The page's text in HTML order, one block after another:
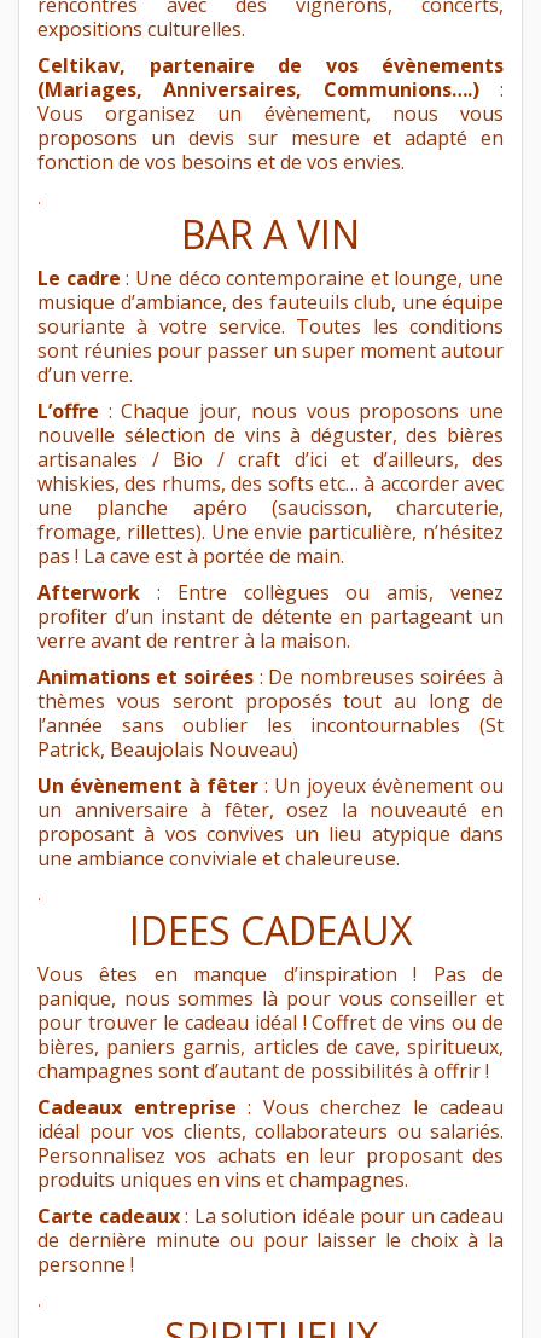
expositions culturelles.
Celtikav, partenaire de vos évènements
(Mariages, Anniversaires, Communions….) :
Vous organisez un évènement, nous vous
proposons un devis sur mesure et adapté en
fonction de vos besoins et de vos envies.
.
BAR A VIN
Le cadre : Une déco contemporaine et lounge, une
musique d’ambiance, des fauteuils club, une équipe
souriante à votre service. Toutes les conditions
sont réunies pour passer un super moment autour
d’un verre.
L’offre : Chaque jour, nous vous proposons une
nouvelle sélection de vins à déguster, des bières
artisanales / Bio / craft d’ici et d’ailleurs, des
whiskies, des rhums, des softs etc… à accorder avec
une planche apéro (saucisson, charcuterie,
fromage, rillettes). Une envie particulière, n’hésitez
pas ! La cave est à portée de main.
Afterwork : Entre collègues ou amis, venez
profiter d’un instant de détente en partageant un
verre avant de rentrer à la maison.
Animations et soirées: De nombreuses soirées à
thèmes vous seront proposés tout au long de
l’année sans oublier les incontournables (St
Patrick, Beaujolais Nouveau)
Un évènement à fêter : Un joyeux évènement ou
un anniversaire à fêter, osez la nouveauté en
proposant à vos convives un lieu atypique dans
une ambiance conviviale et chaleureuse.
.
IDEES CADEAUX
Vous êtes en manque d’inspiration ! Pas de
panique, nous sommes là pour vous conseiller et
pour trouver le cadeau idéal ! Coffret de vins ou de
bières, paniers garnis, articles de cave, spiritueux,
champagnes sont d’autant de possibilités à offrir !
Cadeaux entreprise : Vous cherchez le cadeau
idéal pour vos clients, collaborateurs ou salariés.
Personnalisez vos achats en leur proposant des
produits uniques en vins et champagnes.
Carte cadeaux: La solution idéale pour un cadeau
de dernière minute ou pour laisser le choix à la
personne !
.